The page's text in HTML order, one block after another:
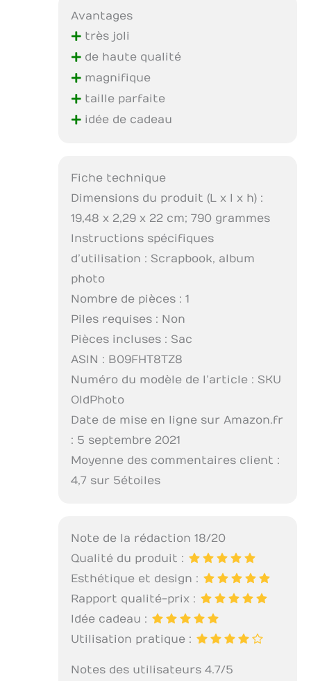
Avantages
+très joli
+de haute qualité
+magnifique
+taille parfaite
+idée de cadeau
Fiche technique
Dimensions du produit (L x l x h) :
19,48 x 2,29 x 22 cm; 790 grammes
Instructions spécifiques
d’utilisation : Scrapbook, album
photo
Nombre de pièces : 1
Piles requises : Non
Pièces incluses : Sac
ASIN : B09FHT8TZ8
Numéro du modèle de l’article : SKU
OldPhoto
Date de mise en ligne sur Amazon.fr
: 5 septembre 2021
Moyenne des commentaires client :
4,7 sur 5 étoiles
Note de la rédaction 18/20
Qualité du produit :
Esthétique et design :
Rapport qualité-prix :
Idée cadeau :
Utilisation pratique :
Notes des utilisateurs 4.7/5